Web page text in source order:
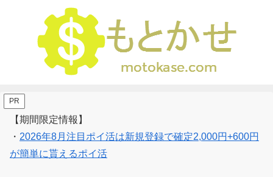
PR
【期間限定情報】
・ 2026年8月注目ポイ活は新規登録で確定2,000円+600円
が簡単に貰えるポイ活